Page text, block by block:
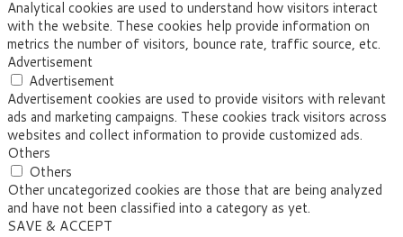
Analytical cookies are used to understand how visitors interact
with the website. These cookies help provide information on
metrics the number of visitors, bounce rate, traffic source, etc.
Advertisement
Advertisement
Advertisement cookies are used to provide visitors with relevant
ads and marketing campaigns. These cookies track visitors across
websites and collect information to provide customized ads.
Others
Others
Other uncategorized cookies are those that are being analyzed
and have not been classified into a category as yet.
SAVE & ACCEPT